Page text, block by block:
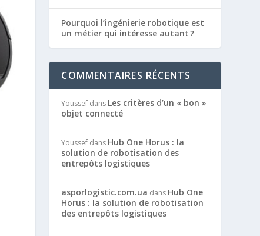
Pourquoi l’ingénierie robotique est
un métier qui intéresse autant ?
COMMENTAIRES RÉCENTS
Youssef dans Les critères d’un « bon »
objet connecté
Youssef dans Hub One Horus : la
solution de robotisation des
entrepôts logistiques
asporlogistic.com.ua dans Hub One
Horus : la solution de robotisation
des entrepôts logistiques